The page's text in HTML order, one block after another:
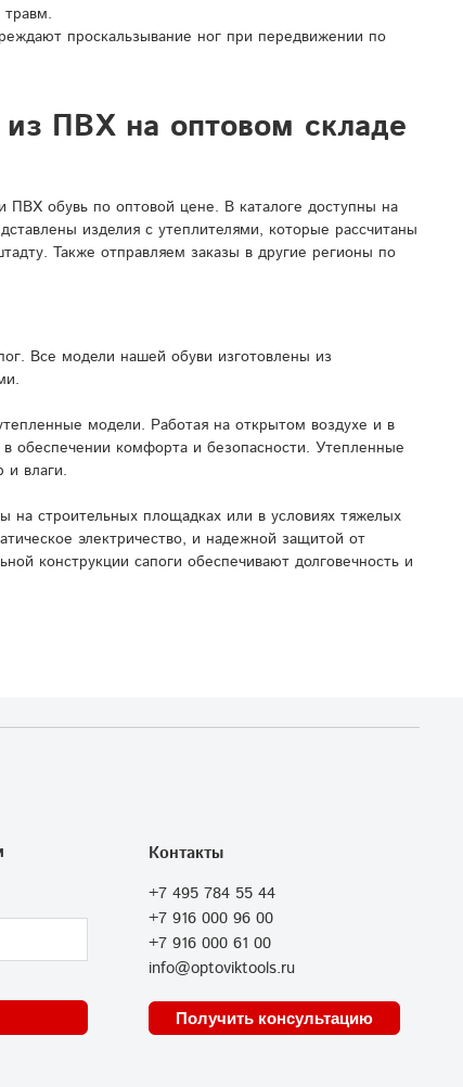
проскальзывание ног при передвижении по
ПВХ на оптовом складе
обувь по оптовой цене. В каталоге доступны на
изделия с утеплителями, которые рассчитаны
Также отправляем заказы в другие регионы по
Все модели нашей обуви изготовлены из
модели. Работая на открытом воздухе и в
обеспечении комфорта и безопасности. Утепленные
и влаги.
на строительных площадках или в условиях тяжелых
электричество, и надежной защитой от
конструкции сапоги обеспечивают долговечность и
Контакты
+7 495 784 55 44
+7 916 000 96 00
+7 916 000 61 00
info@optoviktools.ru
Получить консультацию